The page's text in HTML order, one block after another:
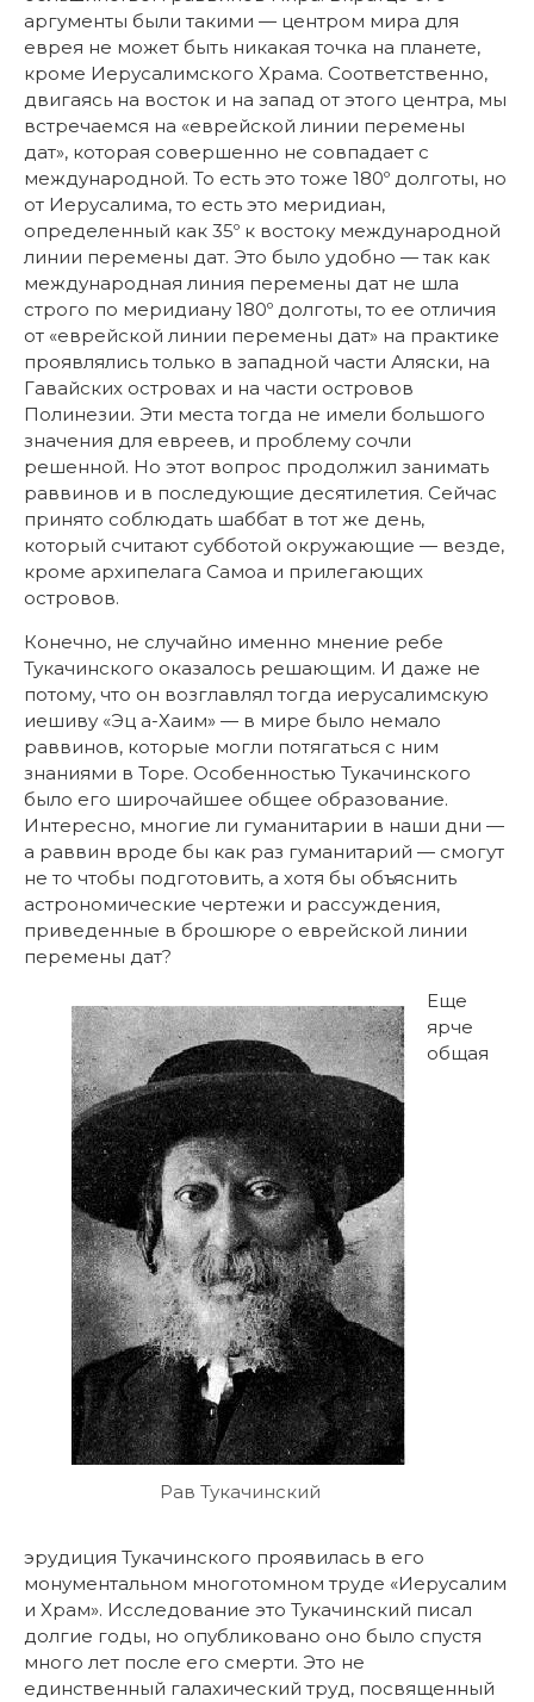
аргументы были такими — центром мира для
еврея не может быть никакая точка на планете,
кроме Иерусалимского Храма. Соответственно,
двигаясь на восток и на запад от этого центра, мы
встречаемся на «еврейской линии перемены
дат», которая совершенно не совпадает с
международной. То есть это тоже 180º долготы, но
от Иерусалима, то есть это меридиан,
определенный как 35º к востоку международной
линии перемены дат. Это было удобно — так как
международная линия перемены дат не шла
строго по меридиану 180º долготы, то ее отличия
от «еврейской линии перемены дат» на практике
проявлялись только в западной части Аляски, на
Гавайских островах и на части островов
Полинезии. Эти места тогда не имели большого
значения для евреев, и проблему сочли
решенной. Но этот вопрос продолжил занимать
раввинов и в последующие десятилетия. Сейчас
принято соблюдать шаббат в тот же день,
который считают субботой окружающие — везде,
кроме архипелага Самоа и прилегающих
островов.
Конечно, не случайно именно мнение ребе
Тукачинского оказалось решающим. И даже не
потому, что он возглавлял тогда иерусалимскую
иешиву «Эц а-Хаим» — в мире было немало
раввинов, которые могли потягаться с ним
знаниями в Торе. Особенностью Тукачинского
было его широчайшее общее образование.
Интересно, многие ли гуманитарии в наши дни —
а раввин вроде бы как раз гуманитарий — смогут
не то чтобы подготовить, а хотя бы объяснить
астрономические чертежи и рассуждения,
приведенные в брошюре о еврейской линии
перемены дат?
Рав Тукачинский
Еще
ярче
общая
эрудиция Тукачинского проявилась в его
монументальном многотомном труде «Иерусалим
и Храм». Исследование это Тукачинский писал
долгие годы, но опубликовано оно было спустя
много лет после его смерти. Это не
единственный галахический труд, посвященный